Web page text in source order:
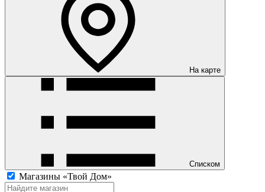
На карте
Списком
Магазины «Твой Дом»